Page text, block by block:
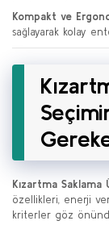
Kompakt ve
sağlayarak kolay
Kızartma Saklama
özellikleri, enerji
kriterler göz